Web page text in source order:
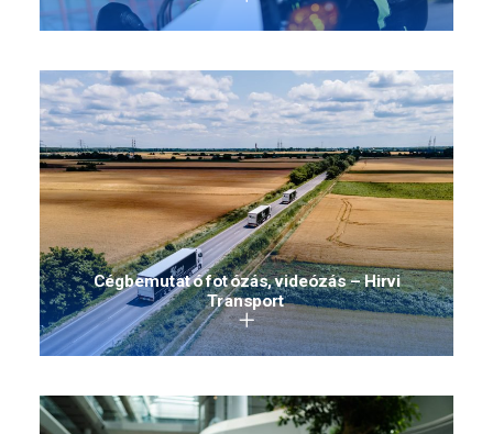
Cégbemutató fotózás, videózás – Hirvi
Transport